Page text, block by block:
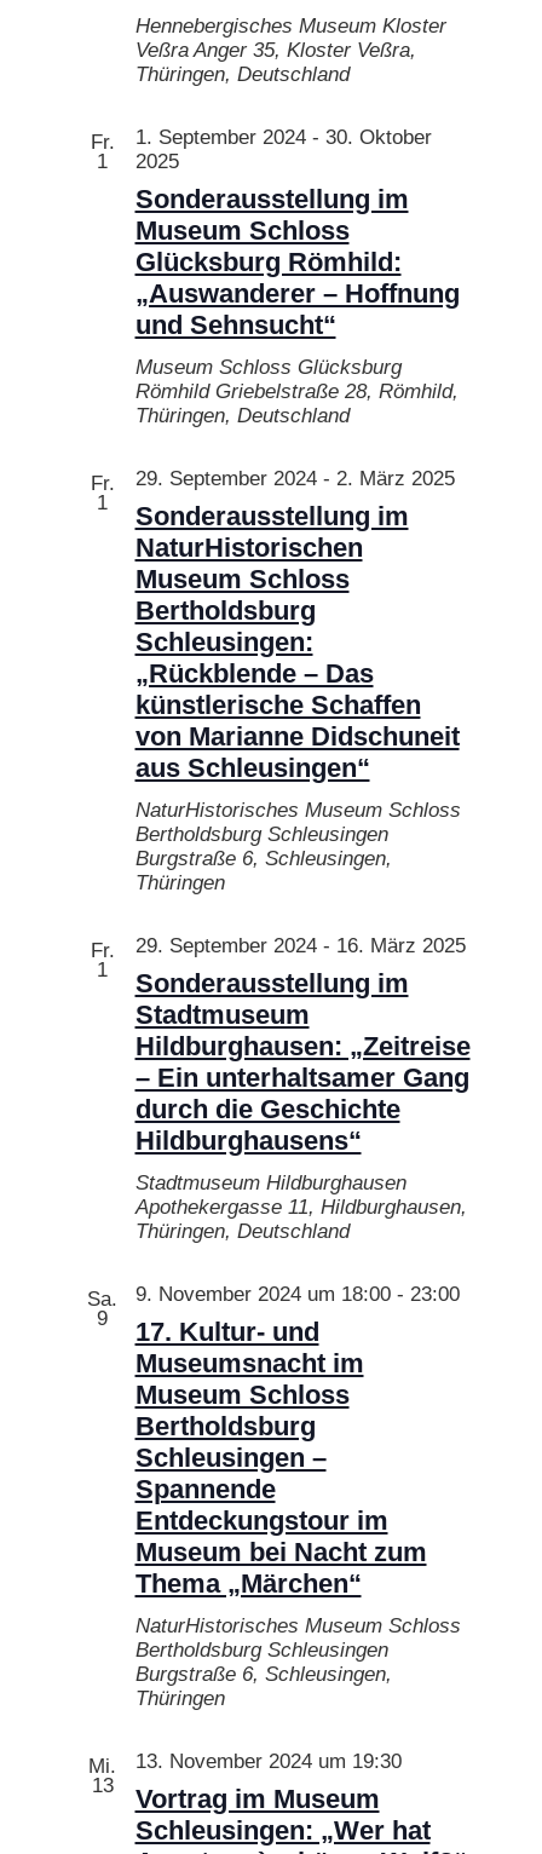
Hennebergisches Museum Kloster
Veßra Anger 35, Kloster Veßra,
Thüringen, Deutschland
Fr.
1
Sonderausstellung im
Museum Schloss
Glücksburg Römhild:
„Auswanderer – Hoffnung
und Sehnsucht“
1. September 2024- 30. Oktober
2025
Museum Schloss Glücksburg
Römhild Griebelstraße 28, Römhild,
Thüringen, Deutschland
Fr.
1
Sonderausstellung im
NaturHistorischen
Museum Schloss
Bertholdsburg
Schleusingen:
„Rückblende – Das
künstlerische Schaffen
von Marianne Didschuneit
aus Schleusingen“
29. September 2024- 2. März 2025
NaturHistorisches Museum Schloss
Bertholdsburg Schleusingen
Burgstraße 6, Schleusingen,
Thüringen
Fr.
1
Sonderausstellung im
Stadtmuseum
Hildburghausen: „Zeitreise
– Ein unterhaltsamer Gang
durch die Geschichte
Hildburghausens“
29. September 2024- 16. März 2025
Stadtmuseum Hildburghausen
Apothekergasse 11, Hildburghausen,
Thüringen, Deutschland
Sa.
9
17. Kultur- und
Museumsnacht im
Museum Schloss
Bertholdsburg
Schleusingen –
Spannende
Entdeckungstour im
Museum bei Nacht zum
Thema „Märchen“
9. November 2024 um 18:00- 23:00
NaturHistorisches Museum Schloss
Bertholdsburg Schleusingen
Burgstraße 6, Schleusingen,
Thüringen
Mi.
13
Vortrag im Museum
Schleusingen: „Wer hat
13. November 2024 um 19:30